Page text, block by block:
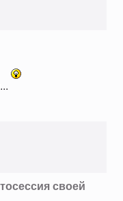
своей